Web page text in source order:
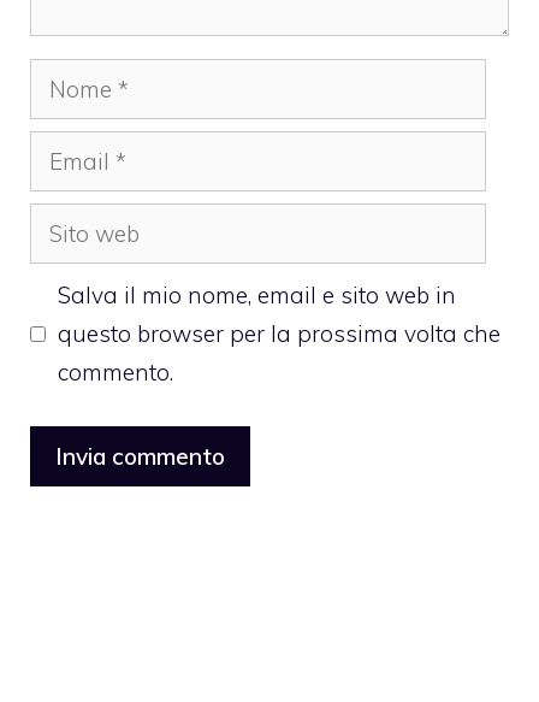
Nome
Email
Sito
web
Salva il mio nome, email e sito web in
questo browser per la prossima volta che
commento.